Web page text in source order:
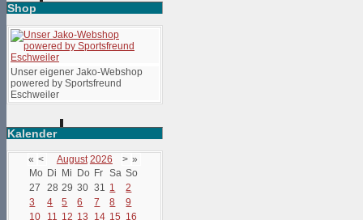
Shop
Unser eigener Jako-Webshop
powered by Sportsfreund
Eschweiler
Kalender
« < August 2026 > »
Mo Di Mi Do Fr Sa So
27
28 29 30 31 1
2
3
4 5 6 7 8
9
10
11 12 13 14 15 16